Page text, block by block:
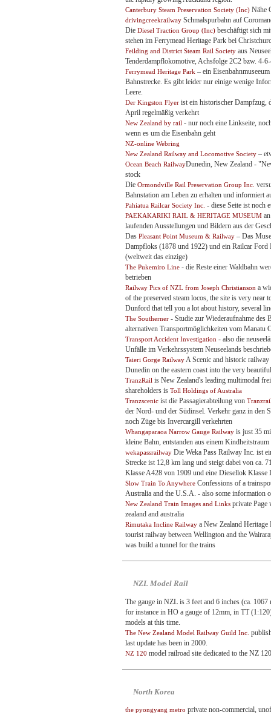
Canterbury Steam Preservation Society (Inc) Nähe
drivingcreekrailway Schmalspurbahn auf
Die Diesel Traction Group (Inc) beschäftigt sich
stehen im Ferrymead Heritage Park bei
Feilding and District Steam Rail Society aus
Tenderdampflokomotive, Achsfolge 2C2 bzw. 4-
Ferrymead Heritage Park – ein
Bahnstrecke. Es gibt leider nur einige wenige
Leere.
Der Kingston Flyer ist ein historischer Dampfzug,
April regelmäßig verkehrt
New Zealand by rail - nur noch eine Linkseite,
wenn es um die Eisenbahn geht
NZ-online Webring
New Zealand Railway and Locomotive Society –
Ocean Beach RailwayDunedin, New Zealand -
stock
Die Ormondville Rail Preservation Group Inc.
Bahnstation am Leben zu erhalten und informiert
Pahiatua Railcar Society Inc. - diese Seite ist noch
PAEKAKARIKI RAIL & HERITAGE MUSEUM
laufenden Ausstellungen und Bildern aus der
Das Pleasant Point Museum & Railway – Das
Dampfloks (1878 und 1922) und ein Railcar Ford
(weltweit das einzige)
The Pukemiro Line - die Reste einer Waldbahn
betrieben
Railway Pics of NZL from Joseph Christianson a
of the preserved steam locos, the site is very near
Dunford that tell you a lot about history, several
The Southerner - Studie zur Wiederaufnahme des
alternativen Transportmöglichkeiten vom
Transport Accident Investigation - also die
Unfälle im Verkehrssystem Neuseelands
Taieri Gorge RailwayA Scenic and historic
Dunedin on the eastern coast into the very
TranzRail is New Zealand's leading multimodal
shareholders is Toll Holdings of Australia
Tranzscenic ist die Passagierabteilung von
der Nord- und der Südinsel. Verkehr ganz in den
noch Züge bis Invercargill verkehrten
Whangaparaoa Narrow Gauge Railway is just 35
kleine Bahn, entstanden aus einem Kindheitstraum
wekapassrailway Die Weka Pass Railway Inc. ist
Strecke ist 12,8 km lang und steigt dabei von ca.
Klasse A428 von 1909 und eine Diesellok
Slow Train To Anywhere Confessions of a
Australia and the U.S.A. - also some information
New Zealand Train Images and Links private Page
zealand and australia
Rimutaka Incline Railway a New Zealand Heritage
tourist railway between Wellington and the
was build a tunnel for the trains
NZL Model Rail
The gauge in NZL is 3 feet and 6 inches (ca.
for instance in HO a gauge of 12mm, in TT
models at this time.
The New Zealand Model Railway Guild Inc.
last update has been in 2000.
NZ 120 model railroad site dedicated to the NZ
North Korea
the pyongyang metro private non-commercial,